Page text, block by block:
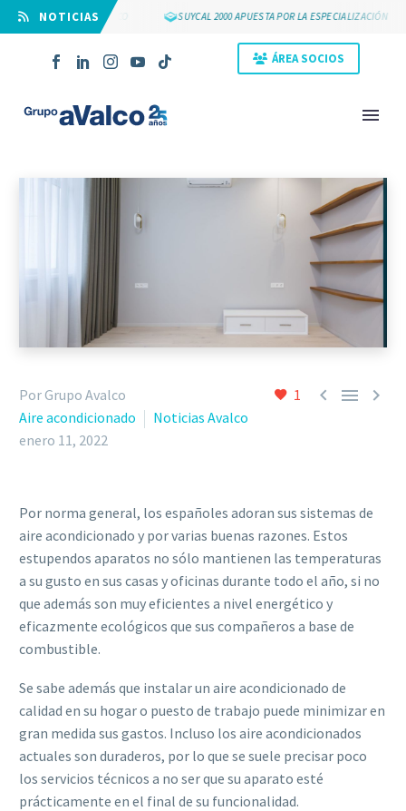
⠀NOTICIAS
25 AÑOS DE GRUPO AVALCO SUYCAL 2000 APUESTA POR LA ESPECIALIZACIÓN
ÁREA SOCIOS
1   
Por Grupo Avalco
Aire acondicionado
Noticias Avalco
enero 11, 2022
Por norma general, los españoles adoran sus sistemas de
aire acondicionado y por varias buenas razones. Estos
estupendos aparatos no sólo mantienen las temperaturas
a su gusto en sus casas y oficinas durante todo el año, si no
que además son muy eficientes a nivel energético y
eficazmente ecológicos que sus compañeros a base de
combustible.
Se sabe además que instalar un aire acondicionado de
calidad en su hogar o puesto de trabajo puede minimizar en
gran medida sus gastos. Incluso los aire acondicionados
actuales son duraderos, por lo que se suele precisar poco
los servicios técnicos a no ser que su aparato esté
prácticamente en el final de su funcionalidad.